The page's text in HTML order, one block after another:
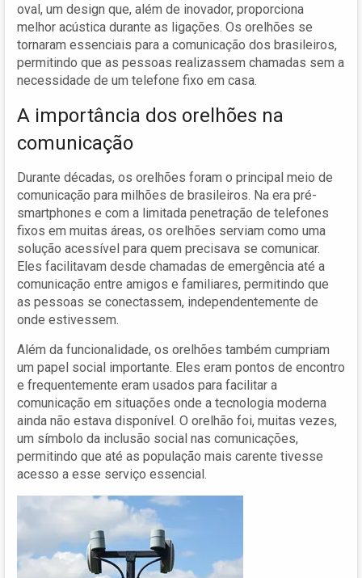
oval, um design que, além de inovador, proporciona
melhor acústica durante as ligações. Os orelhões se
tornaram essenciais para a comunicação dos brasileiros,
permitindo que as pessoas realizassem chamadas sem a
necessidade de um telefone fixo em casa.
A importância dos orelhões na
comunicação
Durante décadas, os orelhões foram o principal meio de
comunicação para milhões de brasileiros. Na era pré-
smartphones e com a limitada penetração de telefones
fixos em muitas áreas, os orelhões serviam como uma
solução acessível para quem precisava se comunicar.
Eles facilitavam desde chamadas de emergência até a
comunicação entre amigos e familiares, permitindo que
as pessoas se conectassem, independentemente de
onde estivessem.
Além da funcionalidade, os orelhões também cumpriam
um papel social importante. Eles eram pontos de encontro
e frequentemente eram usados para facilitar a
comunicação em situações onde a tecnologia moderna
ainda não estava disponível. O orelhão foi, muitas vezes,
um símbolo da inclusão social nas comunicações,
permitindo que até as população mais carente tivesse
acesso a esse serviço essencial.